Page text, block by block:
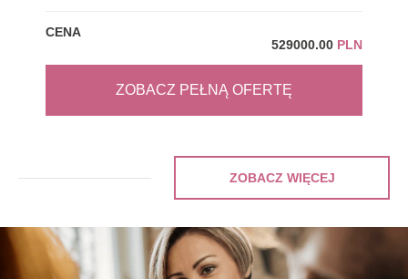
CENA
529000.00 PLN
ZOBACZ PEŁNĄ OFERTĘ
ZOBACZ WIĘCEJ